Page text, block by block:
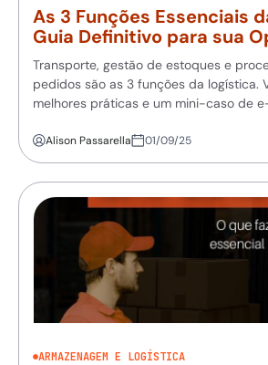
As 3 Funções Essenciais
Guia Definitivo para sua
Transporte, gestão de estoques e
pedidos são as 3 funções da logística.
melhores práticas e um mini-caso de
Alison Passarella 01/09/25
ARMAZENAGEM E LOGÍSTICA